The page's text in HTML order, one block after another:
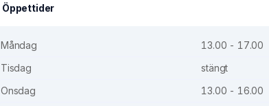
Öppettider
Måndag
13.00 - 17.00
Tisdag
stängt
Onsdag
13.00 - 16.00